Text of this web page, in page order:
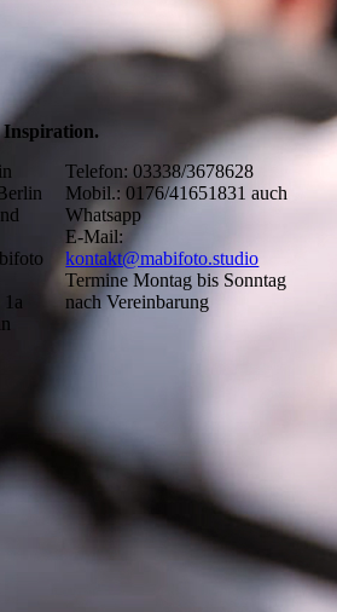
Inspiration.
Telefon: 03338/3678628
Mobil.: 0176/41651831 auch
Whatsapp
E-Mail:
kontakt@mabifoto.studio
Termine Montag bis Sonntag
nach Vereinbarung